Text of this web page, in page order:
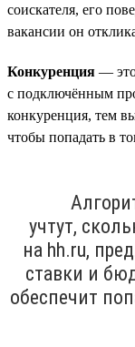
соискателя, его
вакансии он
Конкуренция —
с подключённым
конкуренция, тем
чтобы попадать в
учтут,
на hh.ru,
ставки и
обеспечит